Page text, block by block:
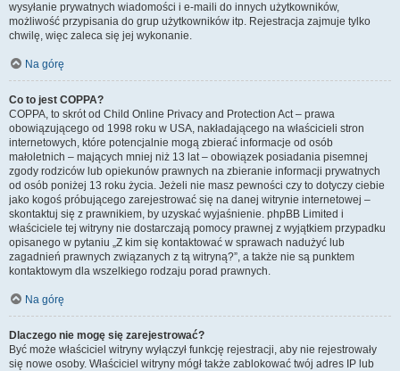
wysyłanie prywatnych wiadomości i e-maili do innych użytkowników,
możliwość przypisania do grup użytkowników itp. Rejestracja zajmuje tylko
chwilę, więc zaleca się jej wykonanie.
Na górę
Co to jest COPPA?
COPPA, to skrót od Child Online Privacy and Protection Act – prawa
obowiązującego od 1998 roku w USA, nakładającego na właścicieli stron
internetowych, które potencjalnie mogą zbierać informacje od osób
małoletnich – mających mniej niż 13 lat – obowiązek posiadania pisemnej
zgody rodziców lub opiekunów prawnych na zbieranie informacji prywatnych
od osób poniżej 13 roku życia. Jeżeli nie masz pewności czy to dotyczy ciebie
jako kogoś próbującego zarejestrować się na danej witrynie internetowej –
skontaktuj się z prawnikiem, by uzyskać wyjaśnienie. phpBB Limited i
właściciele tej witryny nie dostarczają pomocy prawnej z wyjątkiem przypadku
opisanego w pytaniu „Z kim się kontaktować w sprawach nadużyć lub
zagadnień prawnych związanych z tą witryną?”, a także nie są punktem
kontaktowym dla wszelkiego rodzaju porad prawnych.
Na górę
Dlaczego nie mogę się zarejestrować?
Być może właściciel witryny wyłączył funkcję rejestracji, aby nie rejestrowały
się nowe osoby. Właściciel witryny mógł także zablokować twój adres IP lub